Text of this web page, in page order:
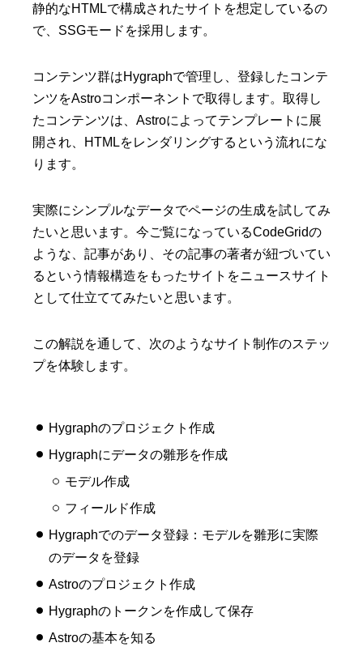
静的なHTMLで構成されたサイトを想定しているの
で、SSGモードを採用します。
コンテンツ群はHygraphで管理し、登録したコンテ
ンツをAstroコンポーネントで取得します。取得し
たコンテンツは、Astroによってテンプレートに展
開され、HTMLをレンダリングするという流れにな
ります。
実際にシンプルなデータでページの生成を試してみ
たいと思います。今ご覧になっているCodeGridの
ような、記事があり、その記事の著者が紐づいてい
るという情報構造をもったサイトをニュースサイト
として仕立ててみたいと思います。
この解説を通して、次のようなサイト制作のステッ
プを体験します。
Hygraphのプロジェクト作成
Hygraphにデータの雛形を作成
モデル作成
フィールド作成
Hygraphでのデータ登録：モデルを雛形に実際
のデータを登録
Astroのプロジェクト作成
Hygraphのトークンを作成して保存
Astroの基本を知る